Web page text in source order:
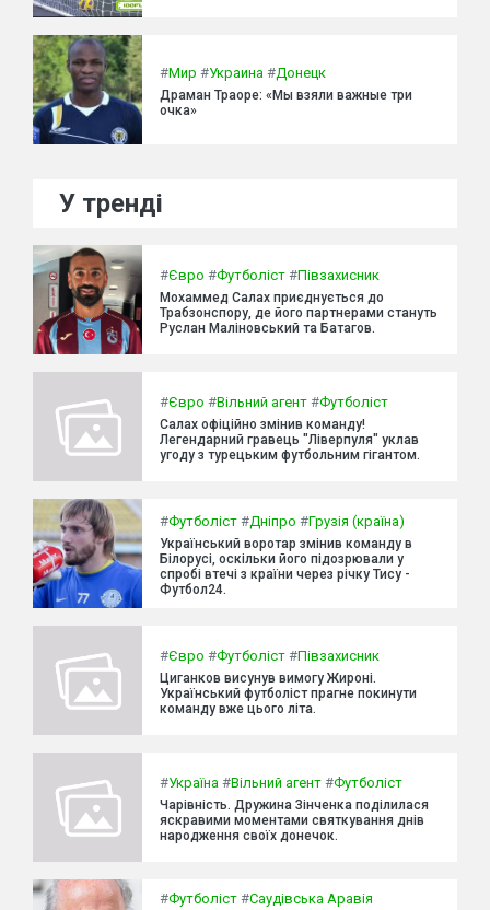
#Мир #Украина #Донецк
Драман Траоре: «Мы взяли важные три
очка»
У тренді
#Євро #Футболіст #Півзахисник
Мохаммед Салах приєднується до
Трабзонспору, де його партнерами стануть
Руслан Маліновський та Батагов.
#Євро #Вільний агент #Футболіст
Салах офіційно змінив команду!
Легендарний гравець "Ліверпуля" уклав
угоду з турецьким футбольним гігантом.
#Футболіст #Дніпро #Грузія (країна)
Український воротар змінив команду в
Білорусі, оскільки його підозрювали у
спробі втечі з країни через річку Тису -
Футбол24.
#Євро #Футболіст #Півзахисник
Циганков висунув вимогу Жироні.
Український футболіст прагне покинути
команду вже цього літа.
#Україна #Вільний агент #Футболіст
Чарівність. Дружина Зінченка поділилася
яскравими моментами святкування днів
народження своїх донечок.
#Футболіст #Саудівська Аравія